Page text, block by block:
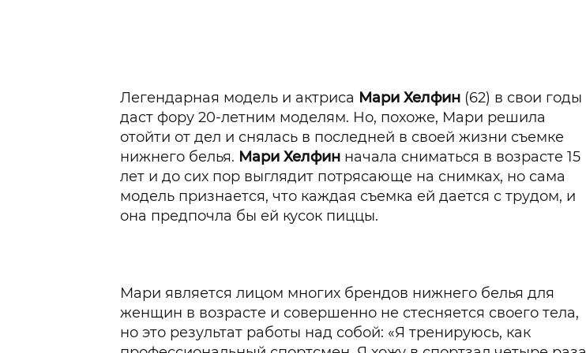
Легендарная модель и актриса Мари Хелфин (62) в свои годы
даст фору 20-летним моделям. Но, похоже, Мари решила
отойти от дел и снялась в последней в своей жизни съемке
нижнего белья. Мари Хелфин начала сниматься в возрасте 15
лет и до сих пор выглядит потрясающе на снимках, но сама
модель признается, что каждая съемка ей дается с трудом, и
она предпочла бы ей кусок пиццы.
Мари является лицом многих брендов нижнего белья для
женщин в возрасте и совершенно не стесняется своего тела,
но это результат работы над собой: «Я тренируюсь, как